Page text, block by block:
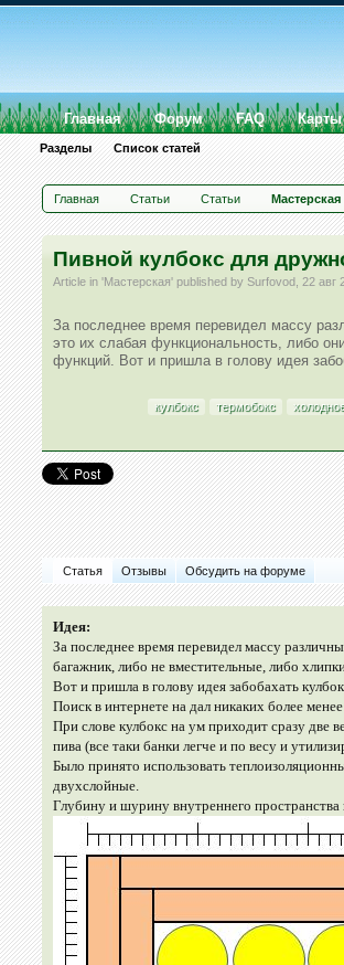
Главная Статьи Статьи Мастерская
Пивной кулбокс для
Article in 'Мастерская' published bySurfovod 22 авг
За последнее время перевидел массу
это их слабая функциональность, либо
функций. Вот и пришла в голову идея
кулбокс термобокс
Статья Отзывы Обсудить на форуме
Идея:
За последнее время перевидел массу
багажник, либо не вместительные, либо
Вот и пришла в голову идея забобахать
Поиск в интернете на дал никаких более
При слове кулбокс на ум приходит сразу
пива (все таки банки легче и по весу и
Было принято использовать
двухслойные.
Глубину и шурину внутреннего
Главная Форум FAQ Карты
Разделы Список статей